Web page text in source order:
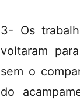
3- Os
voltaram
sem o
do